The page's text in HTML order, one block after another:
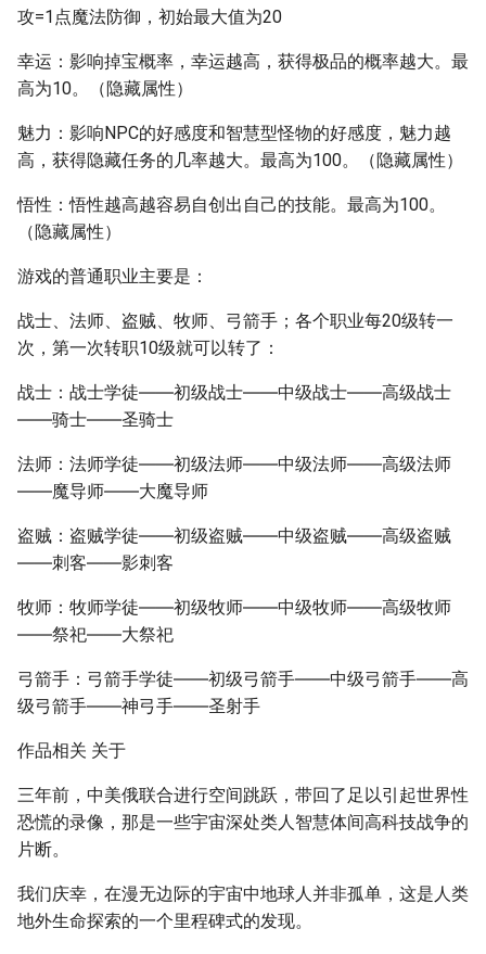
攻=1点魔法防御，初始最大值为20
幸运：影响掉宝概率，幸运越高，获得极品的概率越大。最
高为10。（隐藏属性）
魅力：影响NPC的好感度和智慧型怪物的好感度，魅力越
高，获得隐藏任务的几率越大。最高为100。（隐藏属性）
悟性：悟性越高越容易自创出自己的技能。最高为100。
（隐藏属性）
游戏的普通职业主要是：
战士、法师、盗贼、牧师、弓箭手；各个职业每20级转一
次，第一次转职10级就可以转了：
战士：战士学徒――初级战士――中级战士――高级战士
――骑士――圣骑士
法师：法师学徒――初级法师――中级法师――高级法师
――魔导师――大魔导师
盗贼：盗贼学徒――初级盗贼――中级盗贼――高级盗贼
――刺客――影刺客
牧师：牧师学徒――初级牧师――中级牧师――高级牧师
――祭祀――大祭祀
弓箭手：弓箭手学徒――初级弓箭手――中级弓箭手――高
级弓箭手――神弓手――圣射手
作品相关 关于
三年前，中美俄联合进行空间跳跃，带回了足以引起世界性
恐慌的录像，那是一些宇宙深处类人智慧体间高科技战争的
片断。
我们庆幸，在漫无边际的宇宙中地球人并非孤单，这是人类
地外生命探索的一个里程碑式的发现。